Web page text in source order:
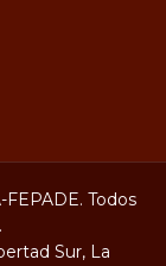
Todos
Sur, La